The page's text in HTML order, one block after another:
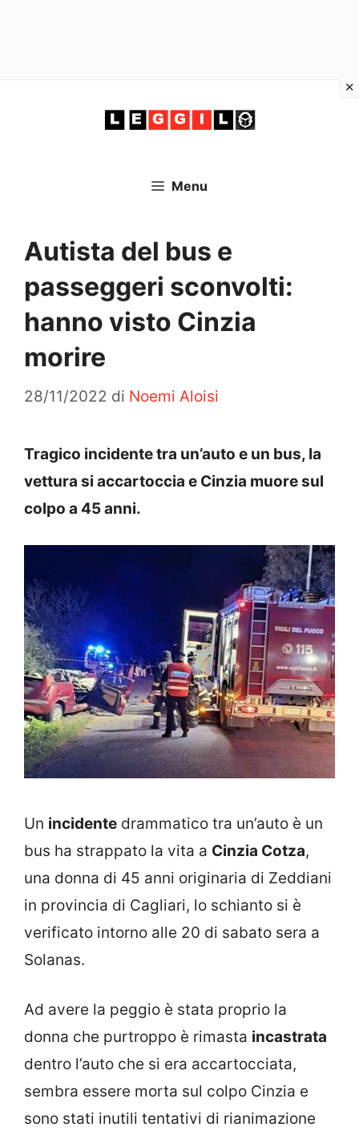
Menu
Autista del bus e
passeggeri sconvolti:
hanno visto Cinzia
morire
28/11/2022 di Noemi Aloisi
Tragico incidente tra un’auto e un bus, la
vettura si accartoccia e Cinzia muore sul
colpo a 45 anni.
Un incidente drammatico tra un’auto è un
bus ha strappato la vita a Cinzia Cotza,
una donna di 45 anni originaria di Zeddiani
in provincia di Cagliari, lo schianto si è
verificato intorno alle 20 di sabato sera a
Solanas.
Ad avere la peggio è stata proprio la
donna che purtroppo è rimasta incastrata
dentro l’auto che si era accartocciata,
sembra essere morta sul colpo Cinzia e
sono stati inutili tentativi di rianimazione